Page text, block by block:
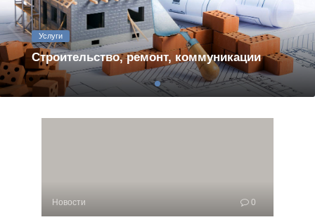
Услуги
Строительство, ремонт, коммуникации
Новости 0